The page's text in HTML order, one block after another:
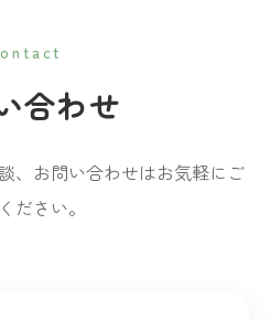
合わせ
、お問い合わせはお気軽にご
ださい。